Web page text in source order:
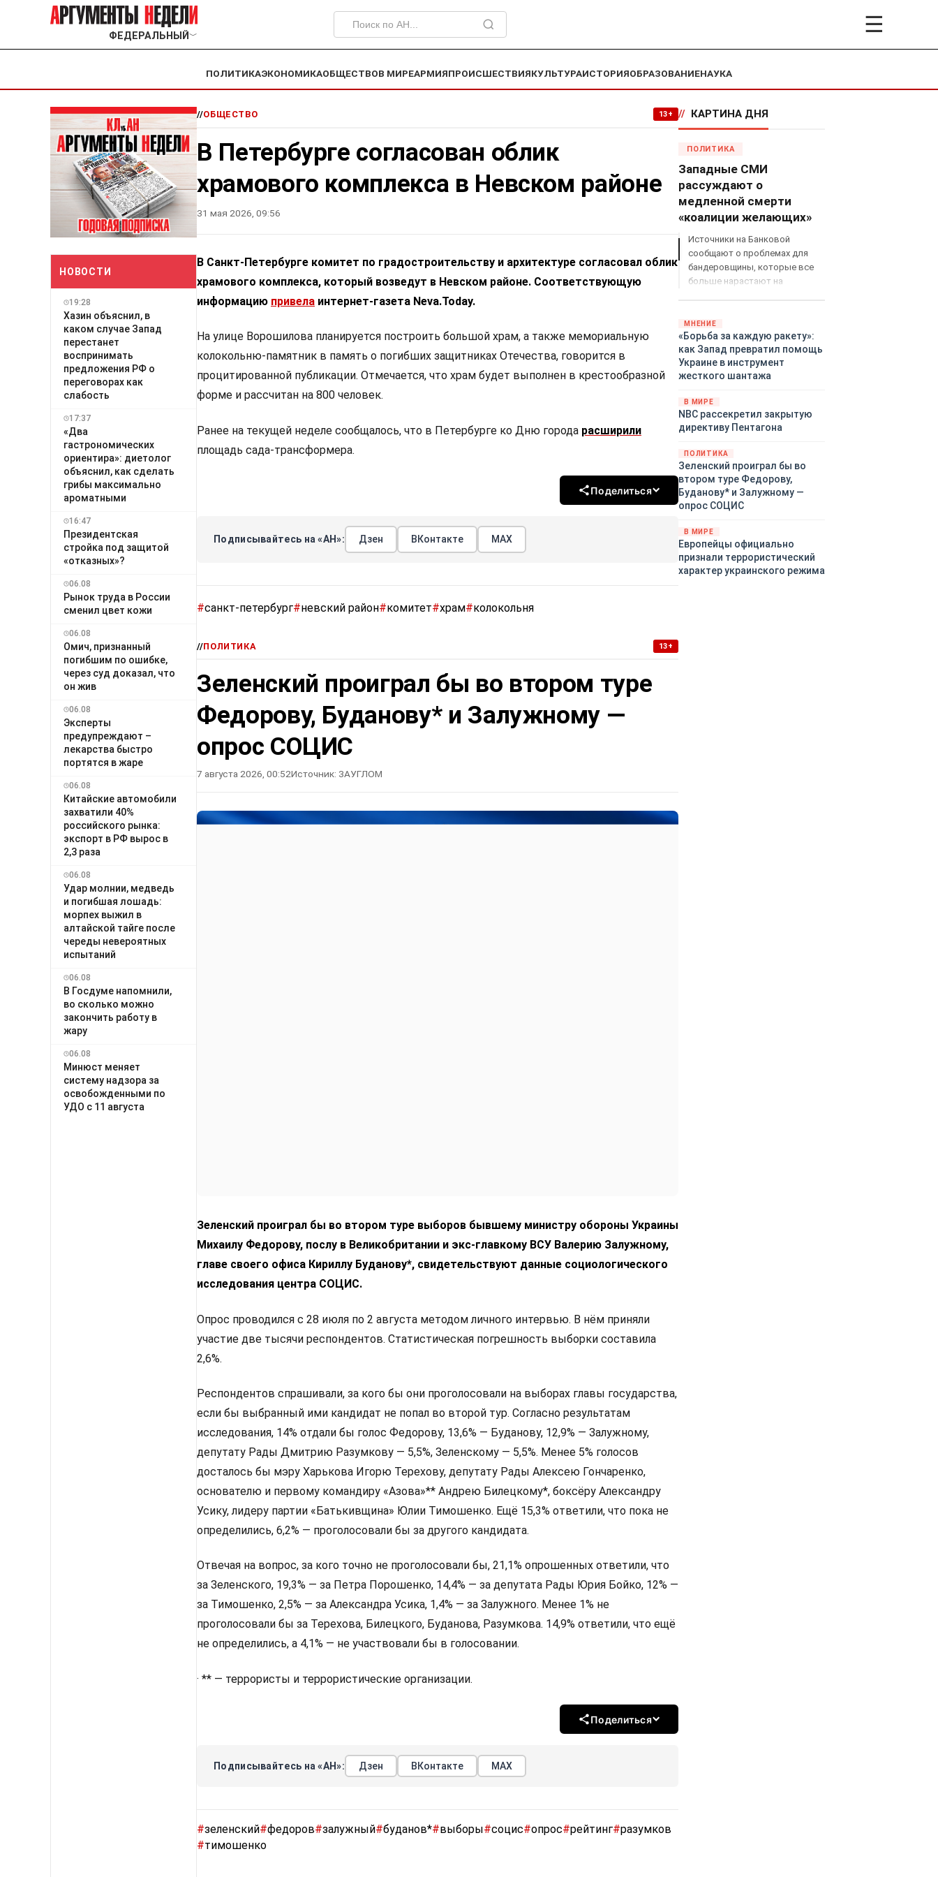
ФЕДЕРАЛЬНЫЙ ﹀ ☰
ПОЛИТИКАЭКОНОМИКАОБЩЕСТВОВ МИРЕАРМИЯПРОИСШЕСТВИЯКУЛЬТУРАИСТОРИЯОБРАЗОВАНИЕНАУКА
НОВОСТИ
19:28
Хазин объяснил, в
каком случае Запад
перестанет
воспринимать
предложения РФ о
переговорах как
слабость
17:37
«Два
гастрономических
ориентира»: диетолог
объяснил, как сделать
грибы максимально
ароматными
16:47
Президентская
стройка под защитой
«отказных»?
06.08
Рынок труда в России
сменил цвет кожи
06.08
Омич, признанный
погибшим по ошибке,
через суд доказал, что
он жив
06.08
Эксперты
предупреждают –
лекарства быстро
портятся в жаре
06.08
Китайские автомобили
захватили 40%
российского рынка:
экспорт в РФ вырос в
2,3 раза
06.08
Удар молнии, медведь
и погибшая лошадь:
морпех выжил в
алтайской тайге после
череды невероятных
испытаний
06.08
В Госдуме напомнили,
во сколько можно
закончить работу в
жару
06.08
Минюст меняет
систему надзора за
освобожденными по
УДО с 11 августа
//ОБЩЕСТВО 13+
В Петербурге согласован облик
храмового комплекса в Невском районе
31 мая 2026, 09:56
В Санкт-Петербурге комитет по градостроительству и архитектуре согласовал облик
храмового комплекса, который возведут в Невском районе. Соответствующую
информацию привела интернет-газета Neva.Today.
На улице Ворошилова планируется построить большой храм, а также мемориальную
колокольню-памятник в память о погибших защитниках Отечества, говорится в
процитированной публикации. Отмечается, что храм будет выполнен в крестообразной
форме и рассчитан на 800 человек.
Ранее на текущей неделе сообщалось, что в Петербурге ко Дню города расширили
площадь сада-трансформера.
Поделиться
Подписывайтесь на «АН»: Дзен ВКонтакте МАХ
#санкт-петербург#невский район#комитет#храм#колокольня
//ПОЛИТИКА 13+
Зеленский проиграл бы во втором туре
Федорову, Буданову* и Залужному —
опрос СОЦИС
7 августа 2026, 00:52Источник: ЗАУГЛОМ
Зеленский проиграл бы во втором туре выборов бывшему министру обороны Украины
Михаилу Федорову, послу в Великобритании и экс-главкому ВСУ Валерию Залужному,
главе своего офиса Кириллу Буданову*, свидетельствуют данные социологического
исследования центра СОЦИС.
Опрос проводился с 28 июля по 2 августа методом личного интервью. В нём приняли
участие две тысячи респондентов. Статистическая погрешность выборки составила
2,6%.
Респондентов спрашивали, за кого бы они проголосовали на выборах главы государства,
если бы выбранный ими кандидат не попал во второй тур. Согласно результатам
исследования, 14% отдали бы голос Федорову, 13,6% — Буданову, 12,9% — Залужному,
депутату Рады Дмитрию Разумкову — 5,5%, Зеленскому — 5,5%. Менее 5% голосов
досталось бы мэру Харькова Игорю Терехову, депутату Рады Алексею Гончаренко,
основателю и первому командиру «Азова»** Андрею Билецкому*, боксёру Александру
Усику, лидеру партии «Батькивщина» Юлии Тимошенко. Ещё 15,3% ответили, что пока не
определились, 6,2% — проголосовали бы за другого кандидата.
Отвечая на вопрос, за кого точно не проголосовали бы, 21,1% опрошенных ответили, что
за Зеленского, 19,3% — за Петра Порошенко, 14,4% — за депутата Рады Юрия Бойко, 12% —
за Тимошенко, 2,5% — за Александра Усика, 1,4% — за Залужного. Менее 1% не
проголосовали бы за Терехова, Билецкого, Буданова, Разумкова. 14,9% ответили, что ещё
не определились, а 4,1% — не участвовали бы в голосовании.
· ** — террористы и террористические организации.
Поделиться
Подписывайтесь на «АН»: Дзен ВКонтакте МАХ
#зеленский#федоров#залужный#буданов*#выборы#социс#опрос#рейтинг#разумков
#тимошенко
// КАРТИНА ДНЯ
ПОЛИТИКА
Западные СМИ
рассуждают о
медленной смерти
«коалиции желающих»
Источники на Банковой
сообщают о проблемах для
бандеровщины, которые все
больше нарастают на
«страны 404» в следующем
году. Однако киевские
временщики не торопятся
заключать мир - ведь есть
поддержка в ЕС.
Британии и Германии, выборы
во Франции могут полностью
изменить геополитический
ландшафт в мире, пока
Зеленский ожидает выборов
в США.
МНЕНИЕ
«Борьба за каждую ракету»:
как Запад превратил помощь
Украине в инструмент
жесткого шантажа
В МИРЕ
NBC рассекретил закрытую
директиву Пентагона
ПОЛИТИКА
Зеленский проиграл бы во
втором туре Федорову,
Буданову* и Залужному —
опрос СОЦИС
В МИРЕ
Европейцы официально
признали террористический
характер украинского режима